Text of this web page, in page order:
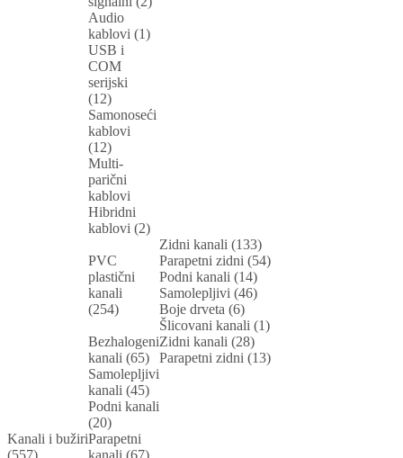
Audio
kablovi (1)
USB i
COM
serijski
(12)
Samonoseći
kablovi
(12)
Multi-
parični
kablovi
Hibridni
kablovi (2)
Kanali i bužiri
PVC
plastični
kanali
(254)
Zidni kanali (133)
Parapetni zidni (54)
Podni kanali (14)
Samolepljivi (46)
Boje drveta (6)
Šlicovani kanali (1)
Bezhalogeni
kanali (65)
Zidni kanali (28)
Parapetni zidni (13)
Samolepljivi
kanali (45)
Podni kanali
(20)
Parapetni